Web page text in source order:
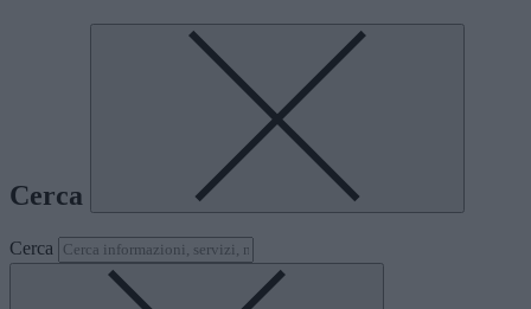
Cerca
Cerca